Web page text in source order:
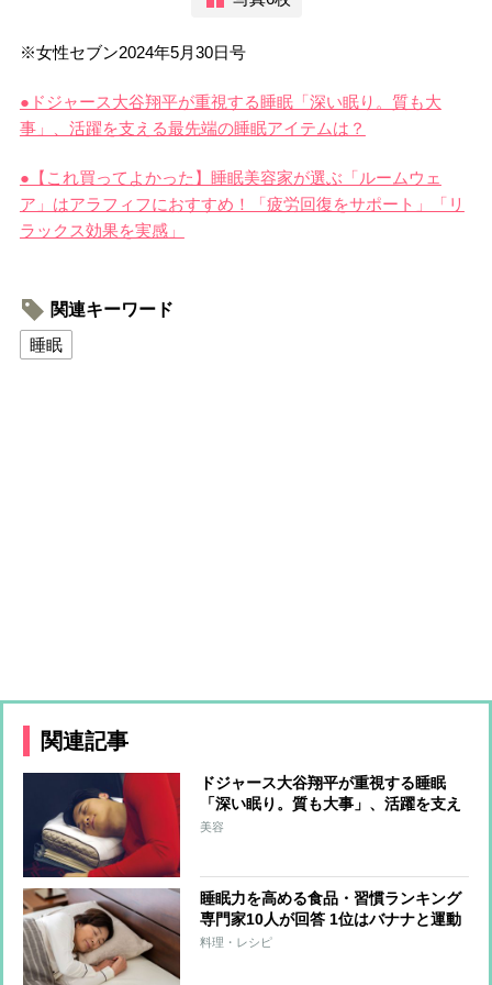
※女性セブン2024年5月30日号
●ドジャース大谷翔平が重視する睡眠「深い眠り。質も大
事」、活躍を支える最先端の睡眠アイテムは？
●【これ買ってよかった】睡眠美容家が選ぶ「ルームウェ
ア」はアラフィフにおすすめ！「疲労回復をサポート」「リ
ラックス効果を実感」
関連キーワード
睡眠
関連記事
ドジャース大谷翔平が重視する睡眠
「深い眠り。質も大事」、活躍を支え
る最先端の睡眠アイテムは？
美容
睡眠力を高める食品・習慣ランキング
専門家10人が回答 1位はバナナと運動
料理・レシピ